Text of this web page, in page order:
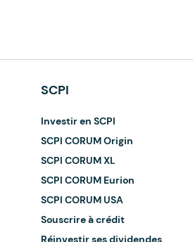
SCPI
Investir en SCPI
SCPI CORUM Origin
SCPI CORUM XL
SCPI CORUM Eurion
SCPI CORUM USA
Souscrire à crédit
Réinvestir ses dividendes